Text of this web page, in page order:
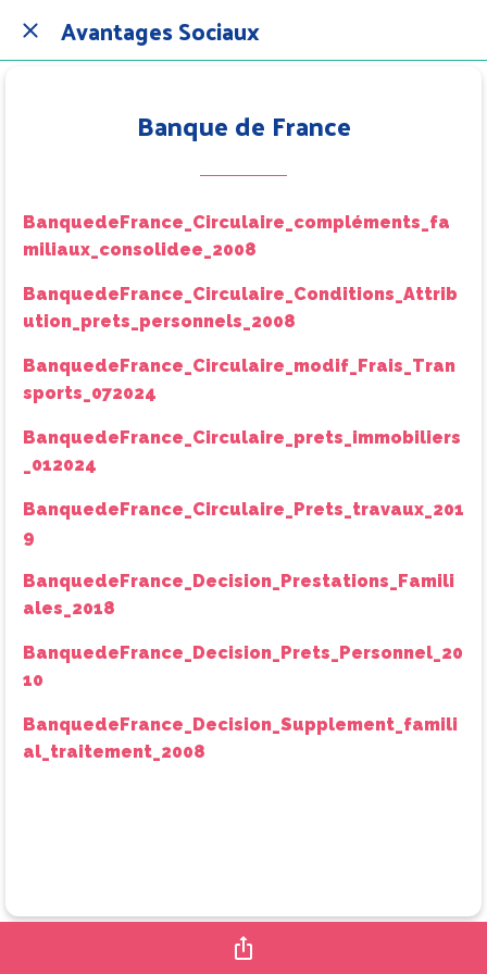
Avantages Sociaux
Banque de France
BanquedeFrance_Circulaire_compléments_fa
miliaux_consolidee_2008
BanquedeFrance_Circulaire_Conditions_Attrib
ution_prets_personnels_2008
BanquedeFrance_Circulaire_modif_Frais_Tran
sports_072024
BanquedeFrance_Circulaire_prets_immobiliers
_012024
BanquedeFrance_Circulaire_Prets_travaux_201
9
BanquedeFrance_Decision_Prestations_Famili
ales_2018
BanquedeFrance_Decision_Prets_Personnel_20
10
BanquedeFrance_Decision_Supplement_famili
al_traitement_2008